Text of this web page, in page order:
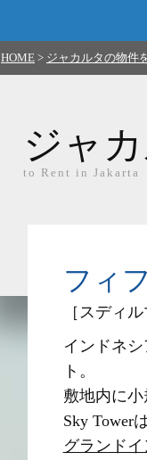
HOME > ジャカルタの物件
ジャ
to Rent in Jakarta
フィ
［スディ
インドネ
ト。
敷地内に小
Sky Tower
グランド